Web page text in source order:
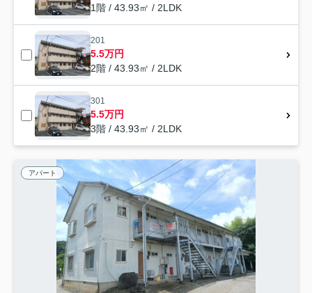
1階 / 43.93㎡ / 2LDK
201
5.5万円
2階 / 43.93㎡ / 2LDK
301
5.5万円
3階 / 43.93㎡ / 2LDK
アパート